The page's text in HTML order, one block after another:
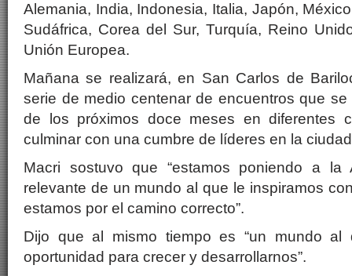
Alemania, India, Indonesia, Italia, Japón,
Sudáfrica, Corea del Sur, Turquía, Reino
Unión Europea.
Mañana se realizará, en San Carlos de
serie de medio centenar de encuentros que
de los próximos doce meses en diferentes
culminar con una cumbre de líderes en la
Macri sostuvo que “estamos poniendo a la
relevante de un mundo al que le inspiramos
estamos por el camino correcto”.
Dijo que al mismo tiempo es “un mundo al
oportunidad para crecer y desarrollarnos”.